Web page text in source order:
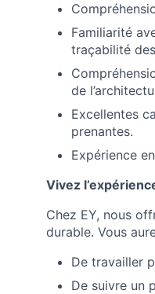
Familiarité
traçabilité
de
Excellentes
prenantes.
Expérience
Vivez
Chez EY, nous
durable. Vous
De travailler
De suivre un